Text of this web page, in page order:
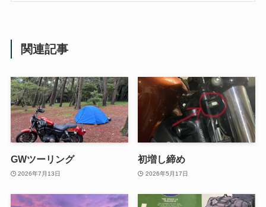
関連記事
GWツーリング
2026年7月13日
初増し締め
2026年5月17日